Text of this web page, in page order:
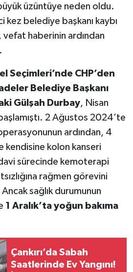
üzüntüye neden oldu.
kez belediye başkanı kaybı
vefat haberinin ardından
Seçimleri’nde CHP’den
Belediye Başkanı
Gülşah Durbay, Nisan
2 Ağustos 2024’te
ardından, 4
kendisine kolon kanseri
sürecinde kemoterapi
rağmen görevini
sağlık durumunun
1 Aralık’ta yoğun bakıma
Çankırı’da Sabah
Saatlerinde Ev Yangını!